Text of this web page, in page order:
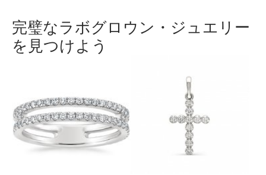
完璧なラボグロウン・ジュエリー
を見つけよう